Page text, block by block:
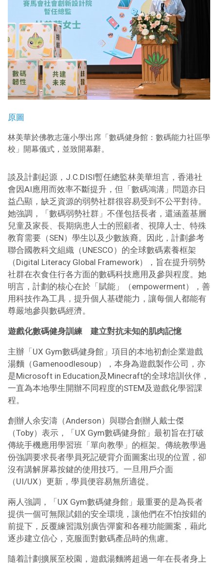
原圖
林美華於佛教志蓮小學出席「數碼健身館：數碼能力社區學
校」開幕儀式，並致開幕辭。
談及計劃起源，J.C.DISI暫任總監林美華坦言，香港社
會因AI應用而效率不斷提升，但「數碼鴻溝」問題亦日
益凸顯，缺乏資源的弱勢社群很容易受到不公平對待。
她強調，「數碼弱勢社群」不僅包括長者，還涵蓋基層
兒童及家長、長期病患人士的照顧者、視障人士、特殊
教育需要（SEN）學生以及少數族裔。 因此，計劃參考
聯合國教科文組織（UNESCO）的全球數碼素養框架
（Digital Literacy Global Framework），旨在提升弱勢
社群在衣食住行各方面的數碼科技應用及參與程度。她
明言，計劃的核心在於「賦能」（empowerment），善
用科技作為工具，提升個人基礎能力，讓每個人都能有
尊嚴地參與數碼經濟。
遊戲化數碼健身訓練 建立對抗未知的肌肉記憶
主辦「UX Gym數碼健身館」項目的本地初創企業遊戲
湯麵（Gamenoodlesoup），本身為遊戲製作公司，亦
是Microsoft in Education及Minecraft的全球培訓伙伴，
一直為本地學生開辦不同程度的STEM及遊戲化學習課
程。
創辦人余安濤（Anderson）與聯合創辦人戴士傑
（Toby）表示，「UX Gym數碼健身館」最初旨在打破
傳統手機應用學習班「單向教學」的框架。傳統教學過
份強調要求長者學員死記硬背介面圖案出現的位置，卻
沒有講解屏幕按鍵的使用技巧。一旦用戶介面
（UI/UX）更新，學員便容易無所適從。
兩人強調，「UX Gym數碼健身館」最重要的是為長者
提供一個可無限試錯的安全環境，讓他們在不怕按錯的
前提下，反覆練習識別廣告彈窗和各種功能圖案，藉此
逐步建立信心，克服面對數碼產品時的焦慮。
隨着計劃擴展至校園，遊戲湯麵將超過一年在長者身上